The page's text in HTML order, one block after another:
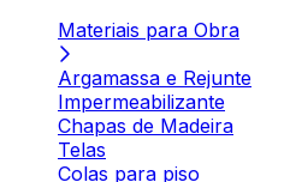
Materiais para Obra
Argamassa e Rejunte
Impermeabilizante
Chapas de Madeira
Telas
Colas para piso